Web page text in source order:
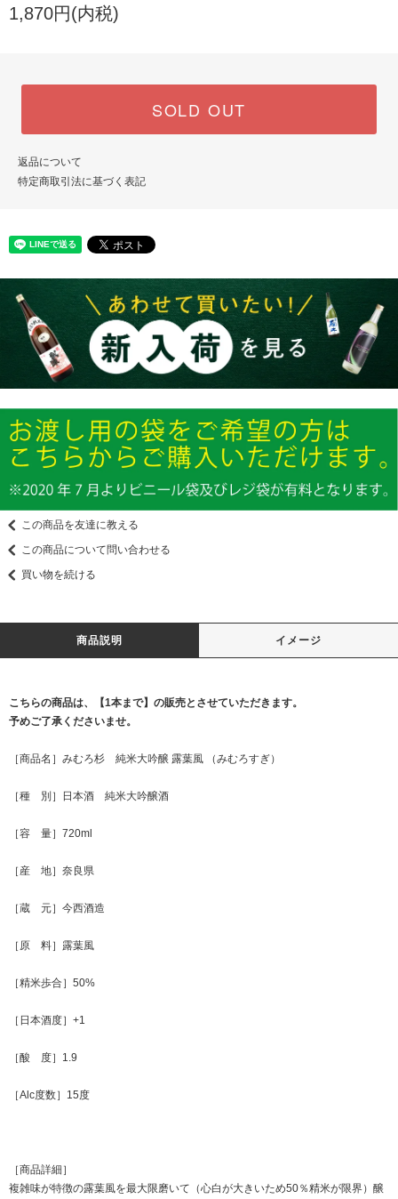
1,870円(内税)
SOLD OUT
返品について
特定商取引法に基づく表記
この商品を友達に教える
この商品について問い合わせる
買い物を続ける
商品説明 イメージ
こちらの商品は、【1本まで】の販売とさせていただきます。
予めご了承くださいませ。
［商品名］みむろ杉 純米大吟醸 露葉風 （みむろすぎ）
［種 別］日本酒 純米大吟醸酒
［容 量］720ml
［産 地］奈良県
［蔵 元］今西酒造
［原 料］露葉風
［精米歩合］50%
［日本酒度］+1
［酸 度］1.9
［Alc度数］15度
［商品詳細］
複雑味が特徴の露葉風を最大限磨いて（心白が大きいため50％精米が限界）醸